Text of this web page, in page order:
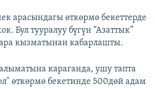
арасындагы өткөрмө бекеттерде
Бул тууралуу бүгүн “Азаттык”
кызматынан кабарлашты.
караганда, ушу тапта
өткөрмө бекетинде 500дөй адам